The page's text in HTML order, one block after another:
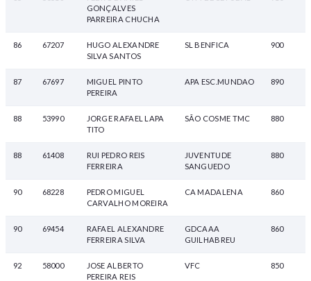
GONÇALVES
PARREIRA CHUCHA
86 67207
HUGO ALEXANDRE
SILVA SANTOS
SL BENFICA 900
87 67697
MIGUEL PINTO
PEREIRA
APA ESC.MUNDAO 890
88 53990
JORGE RAFAEL LAPA
TITO
SÃO COSME TMC 880
88 61408
RUI PEDRO REIS
FERREIRA
JUVENTUDE
SANGUEDO
880
90 68228
PEDRO MIGUEL
CARVALHO MOREIRA
CA MADALENA 860
90 69454
RAFAEL ALEXANDRE
FERREIRA SILVA
GDCAAA
GUILHABREU
860
92 58000
JOSE ALBERTO
PEREIRA REIS
VFC 850